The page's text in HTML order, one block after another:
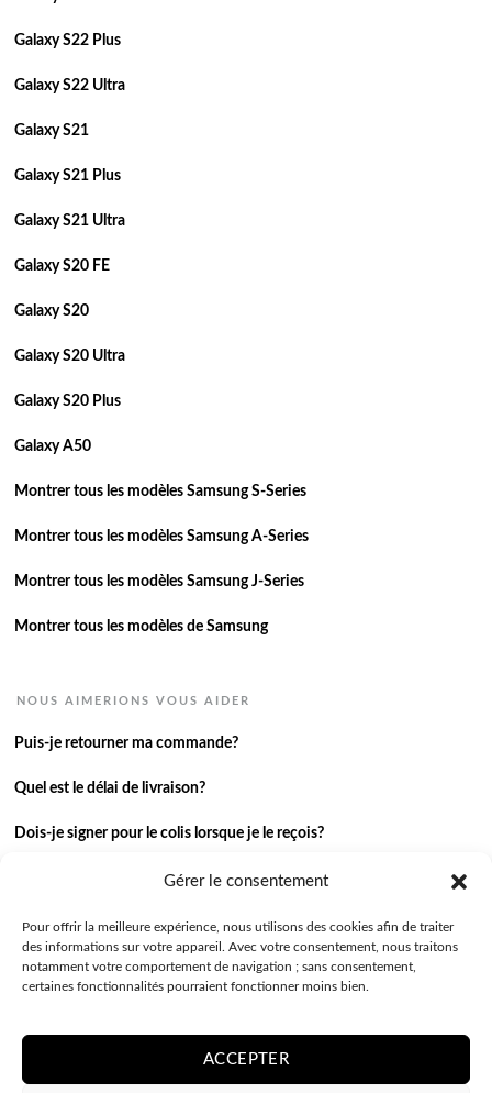
Gérer le consentement
Pour offrir la meilleure expérience, nous utilisons des cookies afin de traiter
des informations sur votre appareil. Avec votre consentement, nous traitons
notamment votre comportement de navigation ; sans consentement,
certaines fonctionnalités pourraient fonctionner moins bien.
ACCEPTER
Galaxy S22 Plus
Galaxy S22 Ultra
Galaxy S21
Galaxy S21 Plus
Galaxy S21 Ultra
Galaxy S20 FE
Galaxy S20
Galaxy S20 Ultra
Galaxy S20 Plus
Galaxy A50
Montrer tous les modèles Samsung S-Series
Montrer tous les modèles Samsung A-Series
Montrer tous les modèles Samsung J-Series
Montrer tous les modèles de Samsung
NOUS AIMERIONS VOUS AIDER
Puis-je retourner ma commande?
Quel est le délai de livraison?
Dois-je signer pour le colis lorsque je le reçois?
Je n’ai pas reçu ma commande.
J’ai une autre question.
Contactez-nous